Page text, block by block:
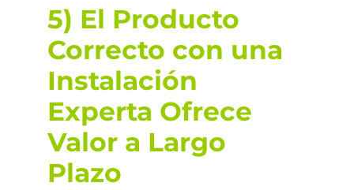
5) El Producto
Correcto con una
Instalación
Experta Ofrece
Valor a Largo
Plazo